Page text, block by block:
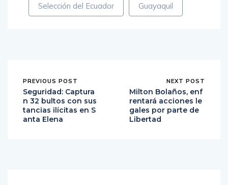
Selección del Ecuador Guayaquil
PREVIOUS POST
Seguridad: Captura
n 32 bultos con sus
tancias ilícitas en S
anta Elena
NEXT POST
Milton Bolaños, enf
rentará acciones le
gales por parte de
Libertad